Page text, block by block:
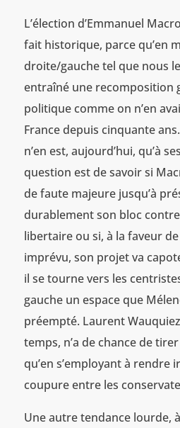
L’élection d’Emmanuel
fait historique, parce qu’en
droite/gauche tel que nous
entraîné une recomposition
politique comme on n’en
France depuis cinquante
n’en est, aujourd’hui, qu’à
question est de savoir si
de faute majeure jusqu’à
durablement son bloc
libertaire ou si, à la faveur
imprévu, son projet va
il se tourne vers les
gauche un espace que
préempté. Laurent
temps, n’a de chance de
qu’en s’employant à rendre
coupure entre les
Une autre tendance lourde,